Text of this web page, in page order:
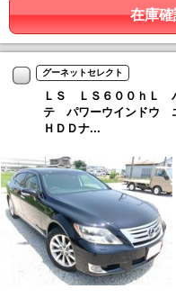
在庫
グーネットセレクト
ＬＳ ＬＳ６００ｈＬ
テ パワーウインドウ
ＨＤＤナ...